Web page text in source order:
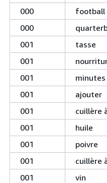
000
football
000
001
tasse
001
001
minutes
001
ajouter
001
cuillère
001
huile
001
poivre
001
cuillère
001
vin